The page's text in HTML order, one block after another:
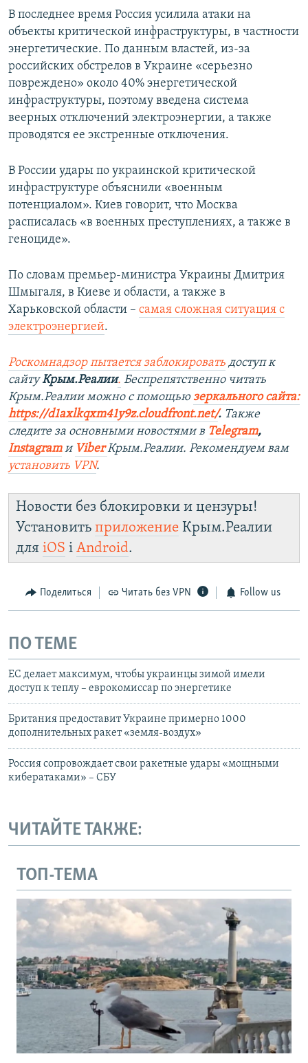
В последнее время Россия усилила атаки на
объекты критической инфраструктуры, в частности
энергетические. По данным властей, из-за
российских обстрелов в Украине «серьезно
повреждено» около 40% энергетической
инфраструктуры, поэтому введена система
веерных отключений электроэнергии, а также
проводятся ее экстренные отключения.
В России удары по украинской критической
инфраструктуре объяснили «военным
потенциалом». Киев говорит, что Москва
расписалась «в военных преступлениях, а также в
геноциде».
По словам премьер-министра Украины Дмитрия
Шмыгаля, в Киеве и области, а также в
Харьковской области – самая сложная ситуация с
электроэнергией.
Роскомнадзор пытается заблокировать доступ к
сайтуКрым.Реалии. Беспрепятственно читать
Крым.Реалии можно с помощью зеркального сайта:
https://d1axlkqxm41y9z.cloudfront.net/. ​ Также
следите за основными новостями в Telegram,
Instagram и ViberКрым.Реалии. Рекомендуем вам
установить VPN.
Новости без блокировки и цензуры!
Установить приложение Крым.Реалии
для iOS і Android.
Поделиться Читать без VPN Follow us
ПО ТЕМЕ
ЕС делает максимум, чтобы украинцы зимой имели
доступ к теплу – еврокомиссар по энергетике
Британия предоставит Украине примерно 1000
дополнительных ракет «земля-воздух»
Россия сопровождает свои ракетные удары «мощными
кибератаками» – СБУ
ЧИТАЙТЕ ТАКЖЕ:
ТОП-ТЕМА